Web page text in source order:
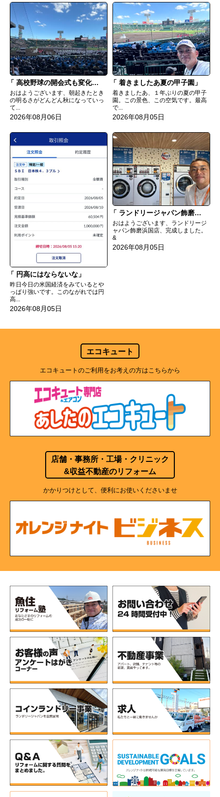
高校野球の開会式も変化してる
おはようございます、朝起きたとき
の明るさがどんどん秋になっていっ
て...
2026年08月06日
着きましたあ夏の甲子園
着きましたあ、１年ぶりの夏の甲子
園。この景色、この空気です。最高
で...
2026年08月05日
円高にはならないな
昨日今日の米国経済をみているとや
っぱり強いです。このながれでは円
高...
2026年08月05日
ランドリージャパン飾磨浜国店完成
おはようございます、ランドリージ
ャパン飾磨浜国店、完成しました。
&
2026年08月05日
エコキュート
エコキュートのご利用をお考えの方はこちらから
店舗・事務所・工場・クリニック
&収益不動産のリフォーム
かかりつけとして、便利にお使いくださいませ